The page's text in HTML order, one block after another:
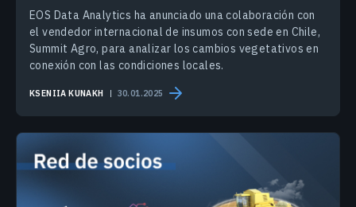
EOS Data Analytics ha anunciado una colaboración con
el vendedor internacional de insumos con sede en Chile,
Summit Agro, para analizar los cambios vegetativos en
conexión con las condiciones locales.
KSENIIA KUNAKH 30.01.2025